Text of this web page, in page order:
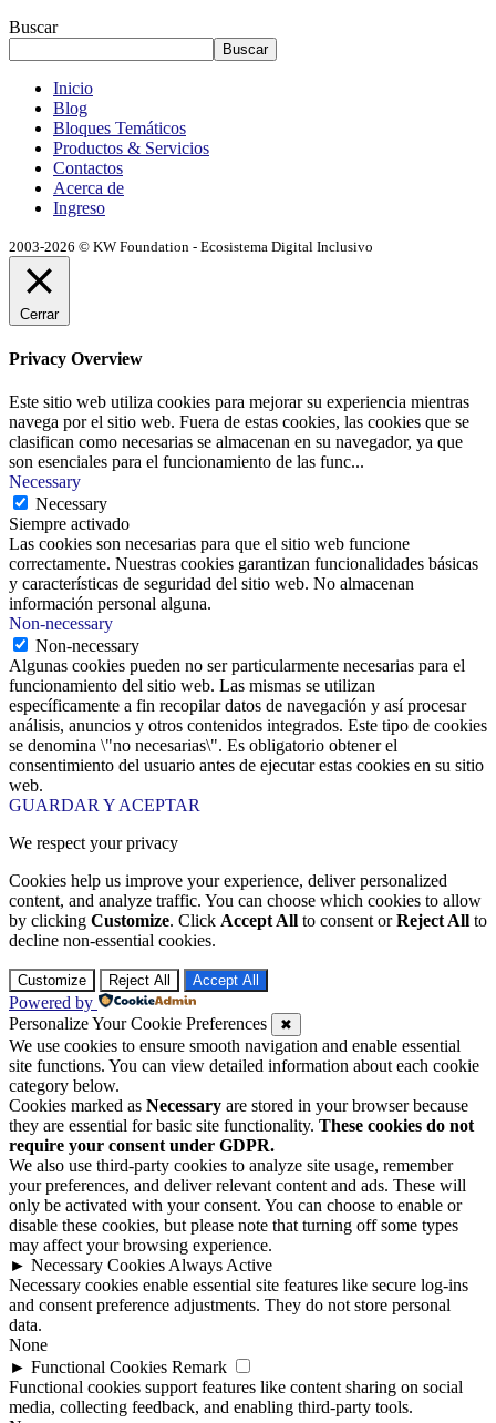
Buscar
Buscar
Inicio
Blog
Bloques Temáticos
Productos & Servicios
Contactos
Acerca de
Ingreso
2003-2026 © KW Foundation - Ecosistema Digital Inclusivo
Cerrar
Privacy Overview
Este sitio web utiliza cookies para mejorar su experiencia mientras
navega por el sitio web. Fuera de estas cookies, las cookies que se
clasifican como necesarias se almacenan en su navegador, ya que
son esenciales para el funcionamiento de las func...
Necessary
Necessary
Siempre activado
Las cookies son necesarias para que el sitio web funcione
correctamente. Nuestras cookies garantizan funcionalidades básicas
y características de seguridad del sitio web. No almacenan
información personal alguna.
Non-necessary
Non-necessary
Algunas cookies pueden no ser particularmente necesarias para el
funcionamiento del sitio web. Las mismas se utilizan
específicamente a fin recopilar datos de navegación y así procesar
análisis, anuncios y otros contenidos integrados. Este tipo de cookies
se denomina \"no necesarias\". Es obligatorio obtener el
consentimiento del usuario antes de ejecutar estas cookies en su sitio
web.
GUARDAR Y ACEPTAR
We respect your privacy
Cookies help us improve your experience, deliver personalized
content, and analyze traffic. You can choose which cookies to allow
by clicking Customize. Click Accept All to consent orReject All to
decline non-essential cookies.
Customize Reject All Accept All
Powered by
Personalize Your Cookie Preferences
✖
We use cookies to ensure smooth navigation and enable essential
site functions. You can view detailed information about each cookie
category below.
Cookies marked as Necessary are stored in your browser because
they are essential for basic site functionality. These cookies do not
require your consent under GDPR.
We also use third-party cookies to analyze site usage, remember
your preferences, and deliver relevant content and ads. These will
only be activated with your consent. You can choose to enable or
disable these cookies, but please note that turning off some types
may affect your browsing experience.
► Necessary Cookies Always Active
Necessary cookies enable essential site features like secure log-ins
and consent preference adjustments. They do not store personal
data.
None
► Functional Cookies Remark
Functional cookies support features like content sharing on social
media, collecting feedback, and enabling third-party tools.